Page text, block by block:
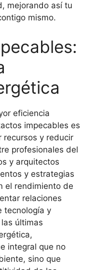
mejorando así tu
mismo.
eficiencia
impecables es
recursos y reducir
profesionales del
y arquitectos
y estrategias
el rendimiento de
relaciones
tecnología y
últimas
integral que no
sino que